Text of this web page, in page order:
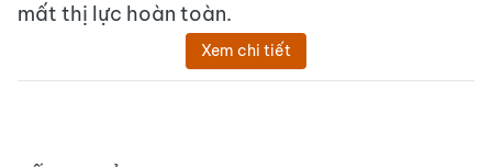
mất thị lực hoàn toàn.
Xem chi tiết